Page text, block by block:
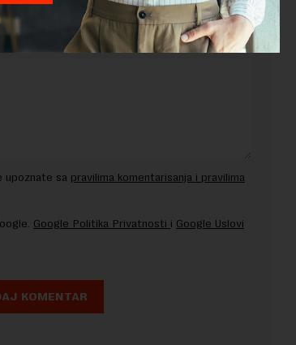
upoznate sa pravilima komentarisanja i pravilima
Google Politika Privatnosti i Google Uslovi